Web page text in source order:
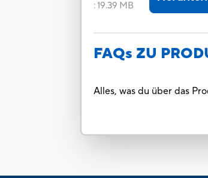
:19.39 MB
FAQs ZU
Alles, was du über das